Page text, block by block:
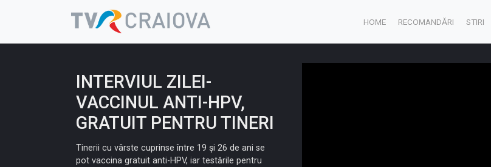
HOME RECOMANDĂRI STIRI
INTERVIUL ZILEI-
VACCINUL ANTI-HPV,
GRATUIT PENTRU TINERI
Tinerii cu vârste cuprinse între 19 și 26 de ani se
pot vaccina gratuit anti-HPV, iar testările pentru